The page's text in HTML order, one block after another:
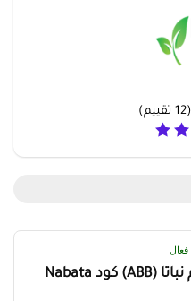
(
12 تقييم)
فعال
كوبون خصم نباتا (ABB) كود Nabata